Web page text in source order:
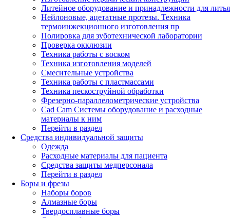
Литейное оборудование и принадлежности для литья
Нейлоновые, ацетатные протезы. Техника
термоинжекционного изготовления пр
Полировка для зуботехнической лаборатории
Проверка окклюзии
Техника работы с воском
Техника изготовления моделей
Смесительные устройства
Техника работы с пластмассами
Техника пескоструйной обработки
Фрезерно-параллелометрические устройства
Cad Cam Системы оборудование и расходные
материалы к ним
Перейти в раздел
Средства индивидуальной защиты
Одежда
Расходные материалы для пациента
Средства защиты медперсонала
Перейти в раздел
Боры и фрезы
Наборы боров
Алмазные боры
Твердосплавные боры